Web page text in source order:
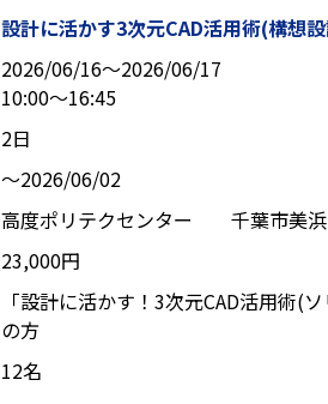
設計に活かす3次元CAD活用術(構想
2026/06/16〜2026/06/17
10:00～16:45
2日
〜2026/06/02
高度ポリテクセンター 千葉市美
23,000円
「設計に活かす！3次元CAD活用術(
の方
12名